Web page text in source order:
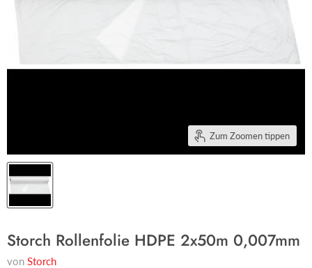
Zum Zoomen tippen
Storch Rollenfolie HDPE 2x50m 0,007mm
von Storch